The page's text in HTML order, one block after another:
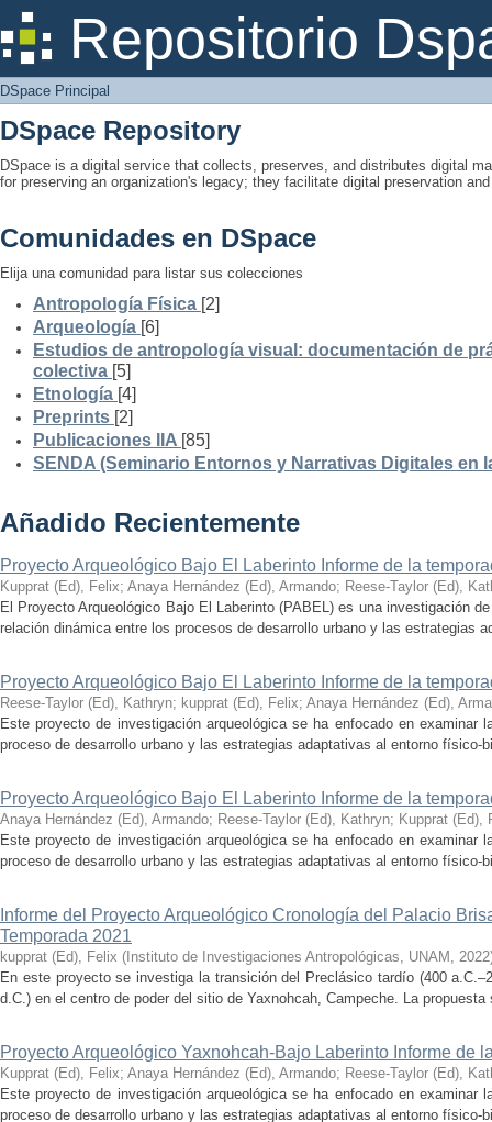
Repositorio
DSpace Principal
DSpace Principal
DSpace Repository
DSpace is a digital service that collects, preserves, and distributes digital
for preserving an organization's legacy; they facilitate digital preservation
Comunidades en DSpace
Elija una comunidad para listar sus colecciones
Antropología Física [2]
Arqueología [6]
Estudios de antropología visual: documentación de
colectiva [5]
Etnología [4]
Preprints [2]
Publicaciones IIA [85]
SENDA (Seminario Entornos y Narrativas Digitales en
Añadido Recientemente
Proyecto Arqueológico Bajo El Laberinto Informe de la
Kupprat (Ed), Felix; Anaya Hernández (Ed), Armando; Reese-Taylor (Ed),
El Proyecto Arqueológico Bajo El Laberinto (PABEL) es una investigación
relación dinámica entre los procesos de desarrollo urbano y las estrategias
Proyecto Arqueológico Bajo El Laberinto Informe de la
Reese-Taylor (Ed), Kathryn; kupprat (Ed), Felix; Anaya Hernández (Ed),
Este proyecto de investigación arqueológica se ha enfocado en examinar
proceso de desarrollo urbano y las estrategias adaptativas al entorno físico-
Proyecto Arqueológico Bajo El Laberinto Informe de la
Anaya Hernández (Ed), Armando; Reese-Taylor (Ed), Kathryn; Kupprat (Ed),
Este proyecto de investigación arqueológica se ha enfocado en examinar
proceso de desarrollo urbano y las estrategias adaptativas al entorno físico-
Informe del Proyecto Arqueológico Cronología del Palacio
Temporada 2021
kupprat (Ed), Felix ( Instituto de Investigaciones Antropológicas, UNAM , 2022
En este proyecto se investiga la transición del Preclásico tardío (400
d.C.) en el centro de poder del sitio de Yaxnohcah, Campeche. La
Proyecto Arqueológico Yaxnohcah-Bajo Laberinto Informe de
Kupprat (Ed), Felix; Anaya Hernández (Ed), Armando; Reese-Taylor (Ed),
Este proyecto de investigación arqueológica se ha enfocado en examinar
proceso de desarrollo urbano y las estrategias adaptativas al entorno físico-